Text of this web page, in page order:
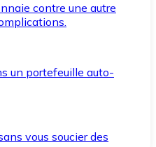
contre une autre
un portefeuille auto-
vous soucier des